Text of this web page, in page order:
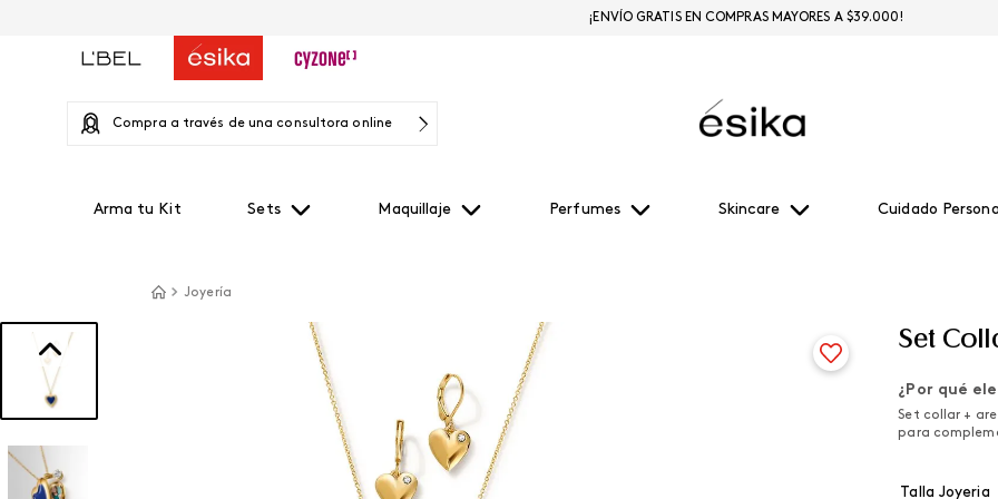
Compra a través de una consultora online
Arma tu Kit Sets Maquillaje Perfumes Skincare Cuidado
¡ENVÍO GRATIS EN COMPRAS MAYORES A $39.000!
Joyería
Set
¿Por qué
Set collar +
para
Talla Joyeria